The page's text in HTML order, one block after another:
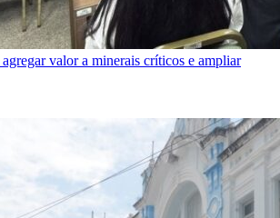
valor a minerais críticos e ampliar